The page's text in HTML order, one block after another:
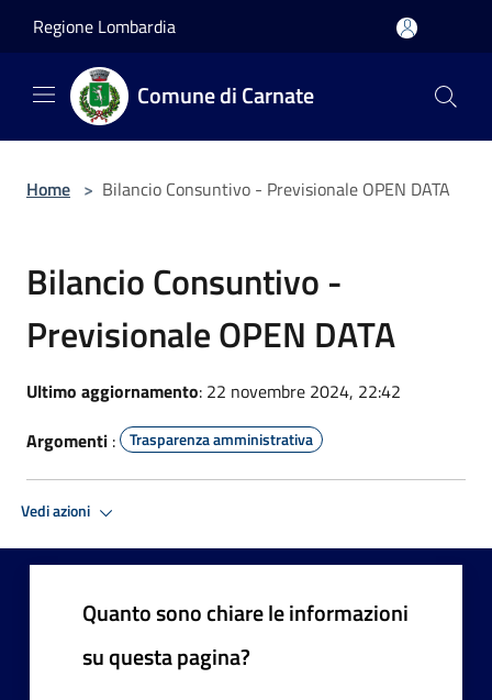
Regione Lombardia
Comune di Carnate
Home > Bilancio Consuntivo - Previsionale OPEN DATA
Bilancio Consuntivo -
Previsionale OPEN DATA
Ultimo aggiornamento: 22 novembre 2024, 22:42
Argomenti : Trasparenza amministrativa
Vedi azioni
Quanto sono chiare le informazioni
su questa pagina?